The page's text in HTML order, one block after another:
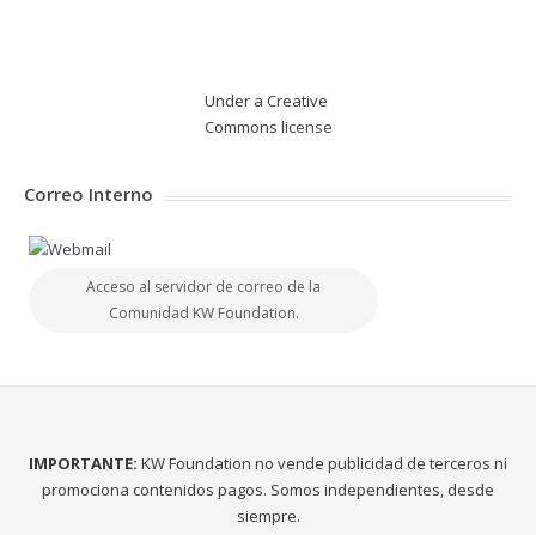
Under a Creative
Commons license
Correo Interno
Acceso al servidor de correo de la
Comunidad KW Foundation.
IMPORTANTE: KW Foundation no vende publicidad de terceros ni
promociona contenidos pagos. Somos independientes, desde
siempre.